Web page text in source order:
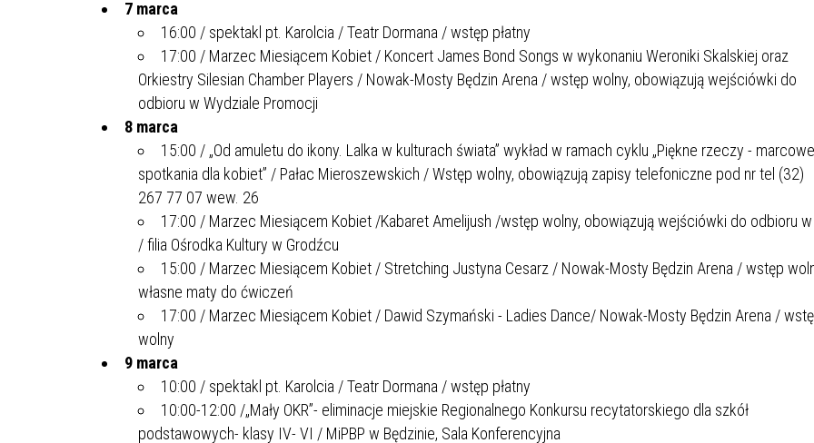
„METROPOLIA. PRZEZ PRYZMAT
KONKURSU O NAGRODĘ
PRZEWODNICZĄCEGO KOMISJI
NADZORU FINANSOWEGO ZA
NAJLEPSZĄ PRACĘ DOKTORSKĄ Z
RUCHEM
WAŻNA INFORMACJA - DOT.
PRZEPROWADZENIA OCENY
RYZYKA WEWNĘTRZNEGO
SYSTEMU WODOCIĄGOWEGO
7 marca
16:00 / spektakl pt. Karolcia / Teatr Dormana / wstęp płatny
17:00 / Marzec Miesiącem Kobiet / Koncert James Bond Songs w wykonaniu Weroniki Skalskiej oraz
Orkiestry Silesian Chamber Players / Nowak-Mosty Będzin Arena / wstęp wolny, obowiązują wejściówki do
odbioru w Wydziale Promocji
8 marca
15:00 / „Od amuletu do ikony. Lalka w kulturach świata” wykład w ramach cyklu „Piękne rzeczy - marcowe
spotkania dla kobiet” / Pałac Mieroszewskich / Wstęp wolny, obowiązują zapisy telefoniczne pod nr tel (32)
267 77 07 wew. 26
17:00 / Marzec Miesiącem Kobiet /Kabaret Amelijush /wstęp wolny, obowiązują wejściówki do odbioru w
/ filia Ośrodka Kultury w Grodźcu
15:00 / Marzec Miesiącem Kobiet / Stretching Justyna Cesarz / Nowak-Mosty Będzin Arena / wstęp
własne maty do ćwiczeń
17:00 / Marzec Miesiącem Kobiet / Dawid Szymański - Ladies Dance/ Nowak-Mosty Będzin Arena /
wolny
9 marca
10:00 / spektakl pt. Karolcia / Teatr Dormana / wstęp płatny
10:00-12:00 /„Mały OKR”- eliminacje miejskie Regionalnego Konkursu recytatorskiego dla szkół
podstawowych- klasy IV- VI / MiPBP w Będzinie, Sala Konferencyjna